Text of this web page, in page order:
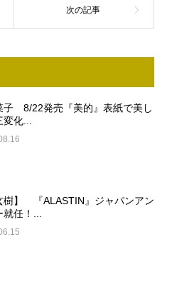
子 8/22発売『美的』表紙で美し
変化...
樹】 『ALASTIN』ジャパンアン
就任！...